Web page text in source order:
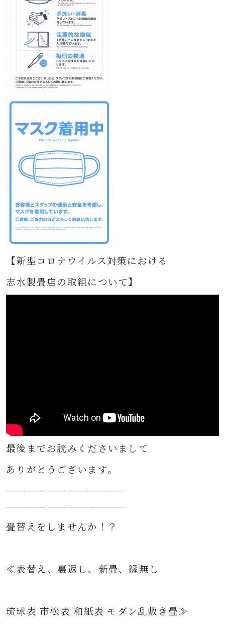
【新型コロナウイルス対策における
志水製畳店の取組について】
最後までお読みくださいまして
ありがとうございます。
—————————————————-
—————————————————-
畳替えをしませんか！？
≪表替え、裏返し、新畳、縁無し
琉球表 市松表 和紙表 モダン乱敷き畳≫